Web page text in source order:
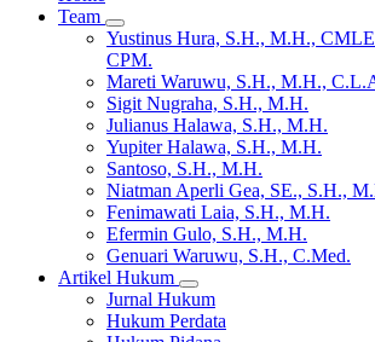
Team
Yustinus Hura, S.H., M.H.,
CPM.
Mareti Waruwu, S.H., M.H.,
Sigit Nugraha, S.H., M.H.
Julianus Halawa, S.H., M.H.
Yupiter Halawa, S.H., M.H.
Santoso, S.H., M.H.
Niatman Aperli Gea, SE., S.H.,
Fenimawati Laia, S.H., M.H.
Efermin Gulo, S.H., M.H.
Genuari Waruwu, S.H., C.Med.
Artikel Hukum
Jurnal Hukum
Hukum Perdata